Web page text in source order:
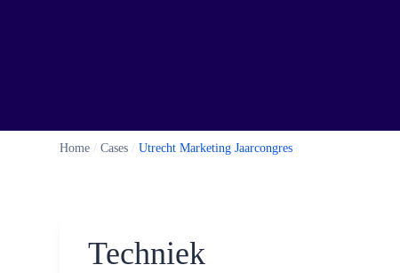
Home /Cases /Utrecht Marketing Jaarcongres
Techniek